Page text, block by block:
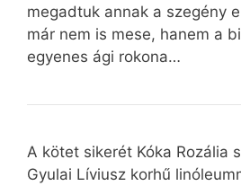
megadtuk annak a szegény
már nem is mese, hanem a
egyenes ági rokona…
A kötet sikerét Kóka Rozália
Gyulai Líviusz korhű